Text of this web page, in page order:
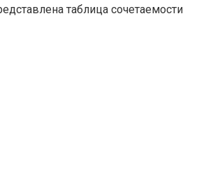
таблица сочетаемости